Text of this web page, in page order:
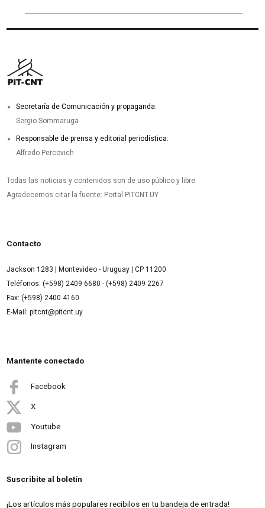
Secretaría de Comunicación y propaganda:
Sergio Sommaruga
Responsable de prensa y editorial periodística:
Alfredo Percovich
Todas las noticias y contenidos son de uso público y libre.
Agradecemos citar la fuente: Portal PITCNT.UY
Contacto
Jackson 1283 | Montevideo - Uruguay | CP 11200
Teléfonos: (+598) 2409 6680 - (+598) 2409 2267
Fax: (+598) 2400 4160
E-Mail: pitcnt@pitcnt.uy
Mantente conectado
Facebook
X
Youtube
Instagram
Suscribite al boletín
¡Los artículos más populares recibilos en tu bandeja de entrada!